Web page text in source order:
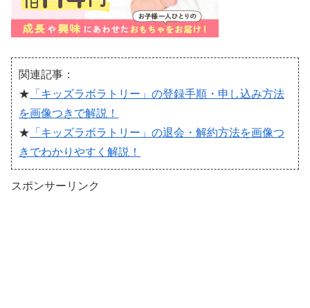
関連記事：
★ 「キッズラボラトリー」の登録手順・申し込み方法
を画像つきで解説！
★ 「キッズラボラトリー」の退会・解約方法を画像つ
きでわかりやすく解説！
スポンサーリンク